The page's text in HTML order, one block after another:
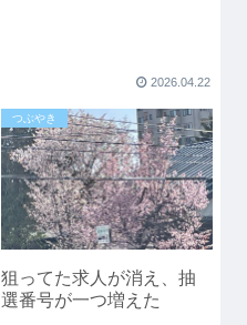
2026.04.22
つぶやき
狙ってた求人が消え、抽
選番号が一つ増えた